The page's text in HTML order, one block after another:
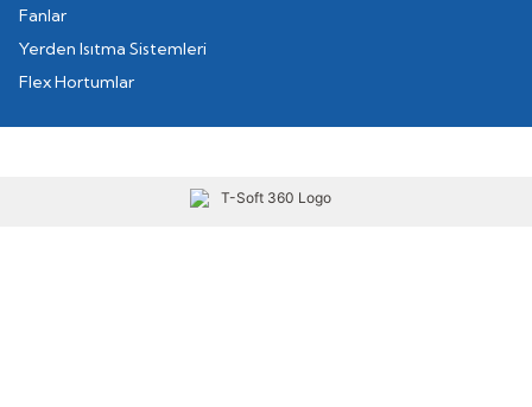
Fanlar
Yerden Isıtma Sistemleri
Flex Hortumlar